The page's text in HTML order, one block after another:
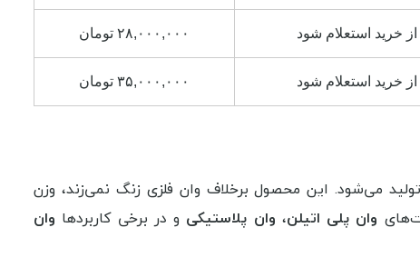
خرید استعلام شود ۲۸,۰۰۰,۰۰۰ تومان
خرید استعلام شود ۳۵,۰۰۰,۰۰۰ تومان
می‌شود. این محصول برخلاف وان فلزی زنگ نمی‌زند، وزن
وان پلی اتیلن، وان پلاستیکی و در برخی کاربردها وان